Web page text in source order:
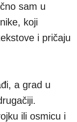
sam u
koji
i pričaju
a grad u
ili osmicu i